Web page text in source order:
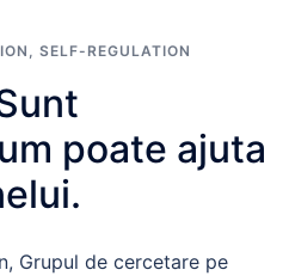
, SELF-REGULATION
poate ajuta
Grupul de cercetare pe